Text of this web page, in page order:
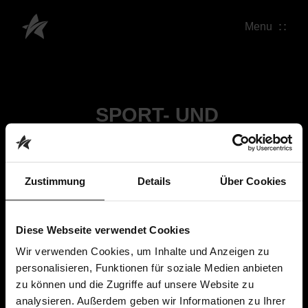
Zustimmung Details Über Cookies
Diese Webseite verwendet Cookies
Wir verwenden Cookies, um Inhalte und Anzeigen zu
personalisieren, Funktionen für soziale Medien anbieten
zu können und die Zugriffe auf unsere Website zu
analysieren. Außerdem geben wir Informationen zu Ihrer
Menu
SPORT- UND
KONGRESSHALLE SCHWERIN